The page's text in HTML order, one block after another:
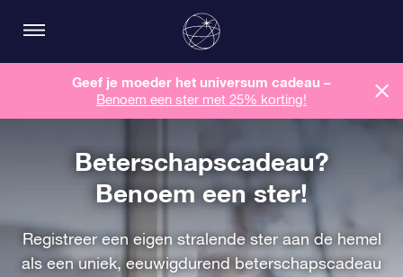
Geef je moeder het universum cadeau –
Benoem een ​​ster met 25% korting!
Beterschapscadeau?
Benoem een ster!
Registreer een eigen stralende ster aan de hemel
als een uniek, eeuwigdurend beterschapscadeau